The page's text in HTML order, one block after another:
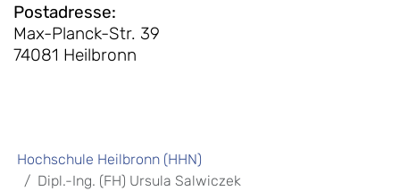
Postadresse:
Max-Planck-Str. 39
74081 Heilbronn
Hochschule Heilbronn (HHN)
Dipl.-Ing. (FH) Ursula Salwiczek